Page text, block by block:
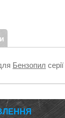
Бензопил серії